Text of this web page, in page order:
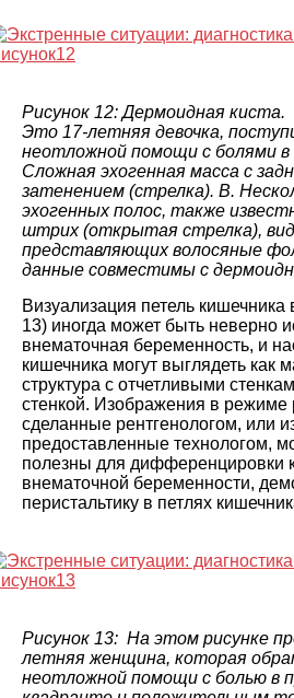
Рисунок 12: Дермоидная киста.
Это 17-летняя девочка,
неотложной помощи с болями в
Сложная эхогенная масса с
затенением (стрелка). B.
эхогенных полос, также
штрих (открытая стрелка),
представляющих волосяные
данные совместимы с
Визуализация петель
13) иногда может быть неверно
внематочная беременность, и
кишечника могут выглядеть как
структура с отчетливыми
стенкой. Изображения в режиме
сделанные рентгенологом, или
предоставленные технологом,
полезны для дифференцировки
внематочной беременности,
перистальтику в петлях
Рисунок 13: На этом рисунке
летняя женщина, которая
неотложной помощи с болью в